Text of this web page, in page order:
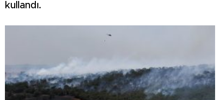
kullandı.